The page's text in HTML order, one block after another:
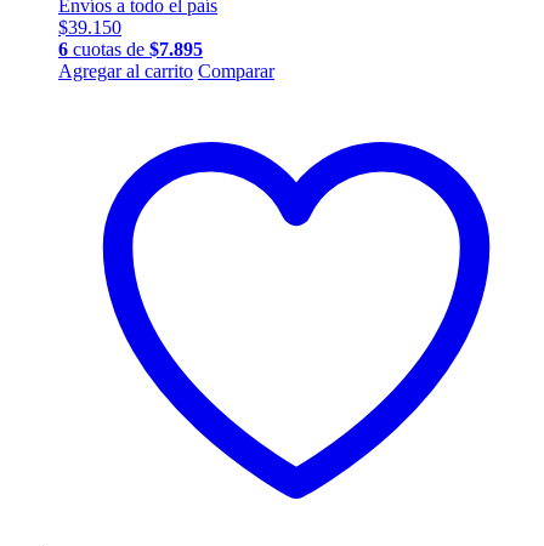
Envíos a todo el país
$39.150
6 cuotas de $7.895
Agregar al carrito Comparar